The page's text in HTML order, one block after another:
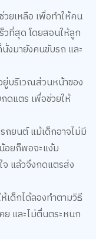
ยเหลือ เพื่อทำให้คน
วที่สุด โดยสอนให้ลูก
งมายังคนขับรถ และ
บริเวณส่วนหน้าของ
ดแตร เพื่อช่วยให้
ถยนต์ แม้เด็กอาจไม่มี
อยก็พอจะแง้ม
แล้วจึงกดแตรส่ง
ด็กได้ลองทำตามวิธี
ย และไม่ตื่นตระหนก